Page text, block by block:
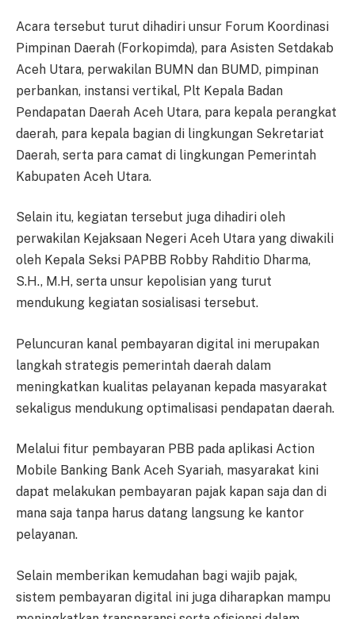
Acara tersebut turut dihadiri unsur Forum Koordinasi
Pimpinan Daerah (Forkopimda), para Asisten Setdakab
Aceh Utara, perwakilan BUMN dan BUMD, pimpinan
perbankan, instansi vertikal, Plt Kepala Badan
Pendapatan Daerah Aceh Utara, para kepala perangkat
daerah, para kepala bagian di lingkungan Sekretariat
Daerah, serta para camat di lingkungan Pemerintah
Kabupaten Aceh Utara.
Selain itu, kegiatan tersebut juga dihadiri oleh
perwakilan Kejaksaan Negeri Aceh Utara yang diwakili
oleh Kepala Seksi PAPBB Robby Rahditio Dharma,
S.H., M.H, serta unsur kepolisian yang turut
mendukung kegiatan sosialisasi tersebut.
Peluncuran kanal pembayaran digital ini merupakan
langkah strategis pemerintah daerah dalam
meningkatkan kualitas pelayanan kepada masyarakat
sekaligus mendukung optimalisasi pendapatan daerah.
Melalui fitur pembayaran PBB pada aplikasi Action
Mobile Banking Bank Aceh Syariah, masyarakat kini
dapat melakukan pembayaran pajak kapan saja dan di
mana saja tanpa harus datang langsung ke kantor
pelayanan.
Selain memberikan kemudahan bagi wajib pajak,
sistem pembayaran digital ini juga diharapkan mampu